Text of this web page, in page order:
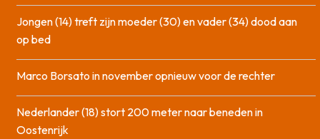
Jongen (14) treft zijn moeder (30) en vader (34) dood aan
op bed
Marco Borsato in november opnieuw voor de rechter
Nederlander (18) stort 200 meter naar beneden in
Oostenrijk